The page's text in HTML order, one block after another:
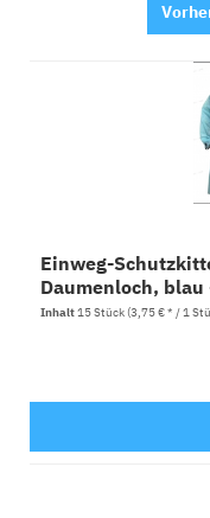
Einweg-
Daumenloch, blau
Inhalt15 Stück(3,75 € * / 1